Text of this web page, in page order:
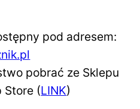
pod adresem:
pobrać ze Sklepu
Store (LINK)